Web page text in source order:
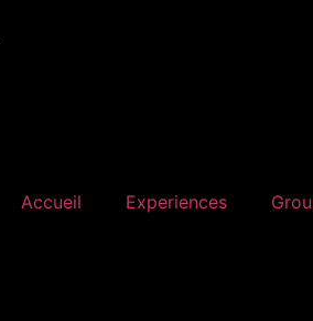
Accueil Experiences